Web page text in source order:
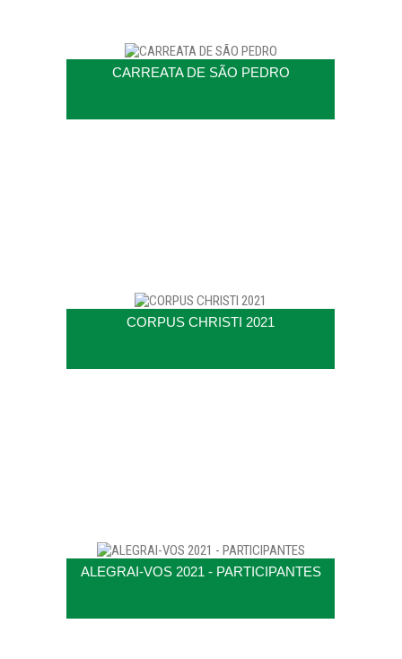
CARREATA DE SÃO PEDRO
CORPUS CHRISTI 2021
ALEGRAI-VOS 2021 - PARTICIPANTES